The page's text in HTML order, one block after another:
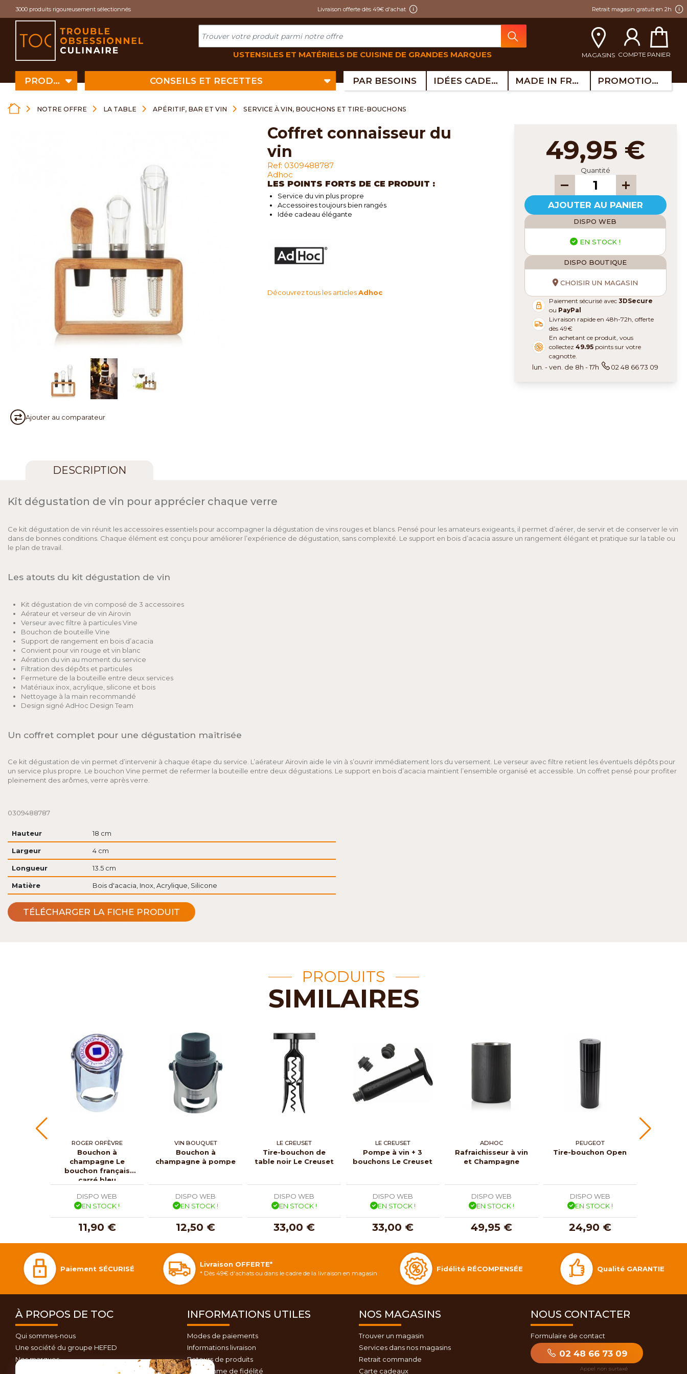
3000 produits rigoureusement sélectionnés Livraison offerte dès 49€ d'achat Retrait magasin gratuit en 2h
USTENSILES ET MATÉRIELS DE CUISINE DE GRANDES MARQUES MAGASINS COMPTE PANIER
PRODUITS CONSEILS ET RECETTES PAR BESOINS IDÉES CADEAUX MADE IN FRANCE PROMOTIONS
NOTRE OFFRE LA TABLE APÉRITIF, BAR ET VIN SERVICE À VIN, BOUCHONS ET TIRE-BOUCHONS
Ajouter au comparateur
coffret connaisseur du
vin
Ref: 0309488787
Adhoc
LES POINTS FORTS DE CE PRODUIT :
Service du vin plus propre
Accessoires toujours bien rangés
Idée cadeau élégante
Découvrez tous les articlesAdhoc
49,95 €
Quantité
AJOUTER AU PANIER
DISPO WEB
EN STOCK !
DISPO BOUTIQUE
CHOISIR UN MAGASIN
Paiement sécurisé avec3DSecure
ou PayPal
Livraison rapide en 48h-72h, offerte
dès 49€
En achetant ce produit, vous
collectez49.95 points sur votre
cagnotte.
lun. - ven. de 8h - 17h 02 48 66 73 09
DESCRIPTION
Kit dégustation de vin pour apprécier chaque verre
Ce kit dégustation de vin réunit les accessoires essentiels pour accompagner la dégustation de vins rouges et blancs. Pensé pour les amateurs exigeants, il permet d’aérer, de servir et de conserver le vin
dans de bonnes conditions. Chaque élément est conçu pour améliorer l’expérience de dégustation, sans complexité. Le support en bois d’acacia assure un rangement élégant et pratique sur la table ou
le plan de travail.
Les atouts du kit dégustation de vin
Kit dégustation de vin composé de 3 accessoires
Aérateur et verseur de vin Airovin
Verseur avec filtre à particules Vine
Bouchon de bouteille Vine
Support de rangement en bois d’acacia
Convient pour vin rouge et vin blanc
Aération du vin au moment du service
Filtration des dépôts et particules
Fermeture de la bouteille entre deux services
Matériaux inox, acrylique, silicone et bois
Nettoyage à la main recommandé
Design signé AdHoc Design Team
Un coffret complet pour une dégustation maîtrisée
Ce kit dégustation de vin permet d’intervenir à chaque étape du service. L’aérateur Airovin aide le vin à s’ouvrir immédiatement lors du versement. Le verseur avec filtre retient les éventuels dépôts pour
un service plus propre. Le bouchon Vine permet de refermer la bouteille entre deux dégustations. Le support en bois d’acacia maintient l’ensemble organisé et accessible. Un coffret pensé pour profiter
pleinement des arômes, verre après verre.
0309488787
Hauteur 18 cm
Largeur 4 cm
Longueur 13.5 cm
Matière Bois d'acacia, Inox, Acrylique, Silicone
TÉLÉCHARGER LA FICHE PRODUIT
PRODUITS
SIMILAIRES
ROGER ORFÈVRE
Bouchon à
champagne Le
bouchon français
carré bleu
DISPO WEB
EN STOCK !
11,90 €
VIN BOUQUET
Bouchon à
champagne à pompe
DISPO WEB
EN STOCK !
12,50 €
LE CREUSET
Tire-bouchon de
table noir Le Creuset
DISPO WEB
EN STOCK !
33,00 €
LE CREUSET
Pompe à vin + 3
bouchons Le Creuset
DISPO WEB
EN STOCK !
33,00 €
ADHOC
Rafraichisseur à vin
et Champagne
DISPO WEB
EN STOCK !
49,95 €
PEUGEOT
Tire-bouchon Open
DISPO WEB
EN STOCK !
24,90 €
Paiement SÉCURISÉ
Livraison OFFERTE*
* Dès 49€ d'achats ou dans le cadre de la livraison en magasin
Fidélité RÉCOMPENSÉE Qualité GARANTIE
À PROPOS DE TOC
Qui sommes-nous
Une société du groupe HEFED
Nos marques
INFORMATIONS UTILES
Modes de paiements
Informations livraison
Retours de produits
Programme de fidélité
NOS MAGASINS
Trouver un magasin
Services dans nos magasins
Retrait commande
Carte cadeaux
NOUS CONTACTER
Formulaire de contact
02 48 66 73 09